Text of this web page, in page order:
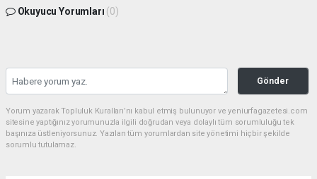
Okuyucu Yorumları (0)
Gönder
Yorum yazarak Topluluk Kuralları’nı kabul etmiş bulunuyor ve yeniurfagazetesi.com
sitesine yaptığınız yorumunuzla ilgili doğrudan veya dolaylı tüm sorumluluğu tek
başınıza üstleniyorsunuz. Yazılan tüm yorumlardan site yönetimi hiçbir şekilde
sorumlu tutulamaz.